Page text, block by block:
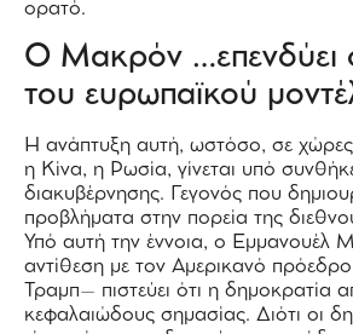
ορατό.
Ο Μακρόν …επενδύει
του ευρωπαϊκού
Η ανάπτυξη αυτή, ωστόσο, σε
η Κίνα, η Ρωσία, γίνεται υπό
διακυβέρνησης. Γεγονός που
προβλήματα στην πορεία της
Υπό αυτή την έννοια, ο Εμμανουέλ
αντίθεση με τον Αμερικανό
Τραμπ– πιστεύει ότι η δημοκρατία
κεφαλαιώδους σημασίας. Διότι οι